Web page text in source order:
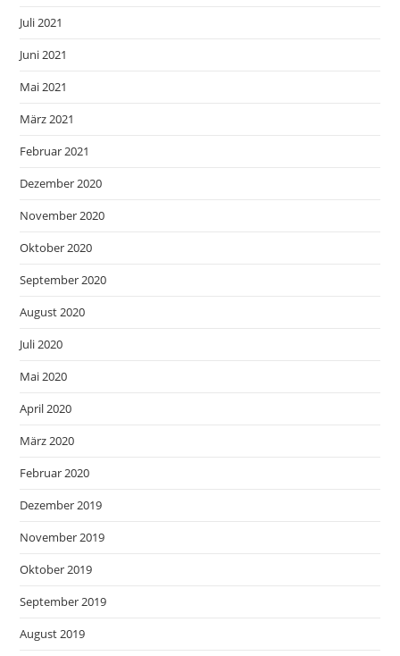
Juli 2021
Juni 2021
Mai 2021
März 2021
Februar 2021
Dezember 2020
November 2020
Oktober 2020
September 2020
August 2020
Juli 2020
Mai 2020
April 2020
März 2020
Februar 2020
Dezember 2019
November 2019
Oktober 2019
September 2019
August 2019